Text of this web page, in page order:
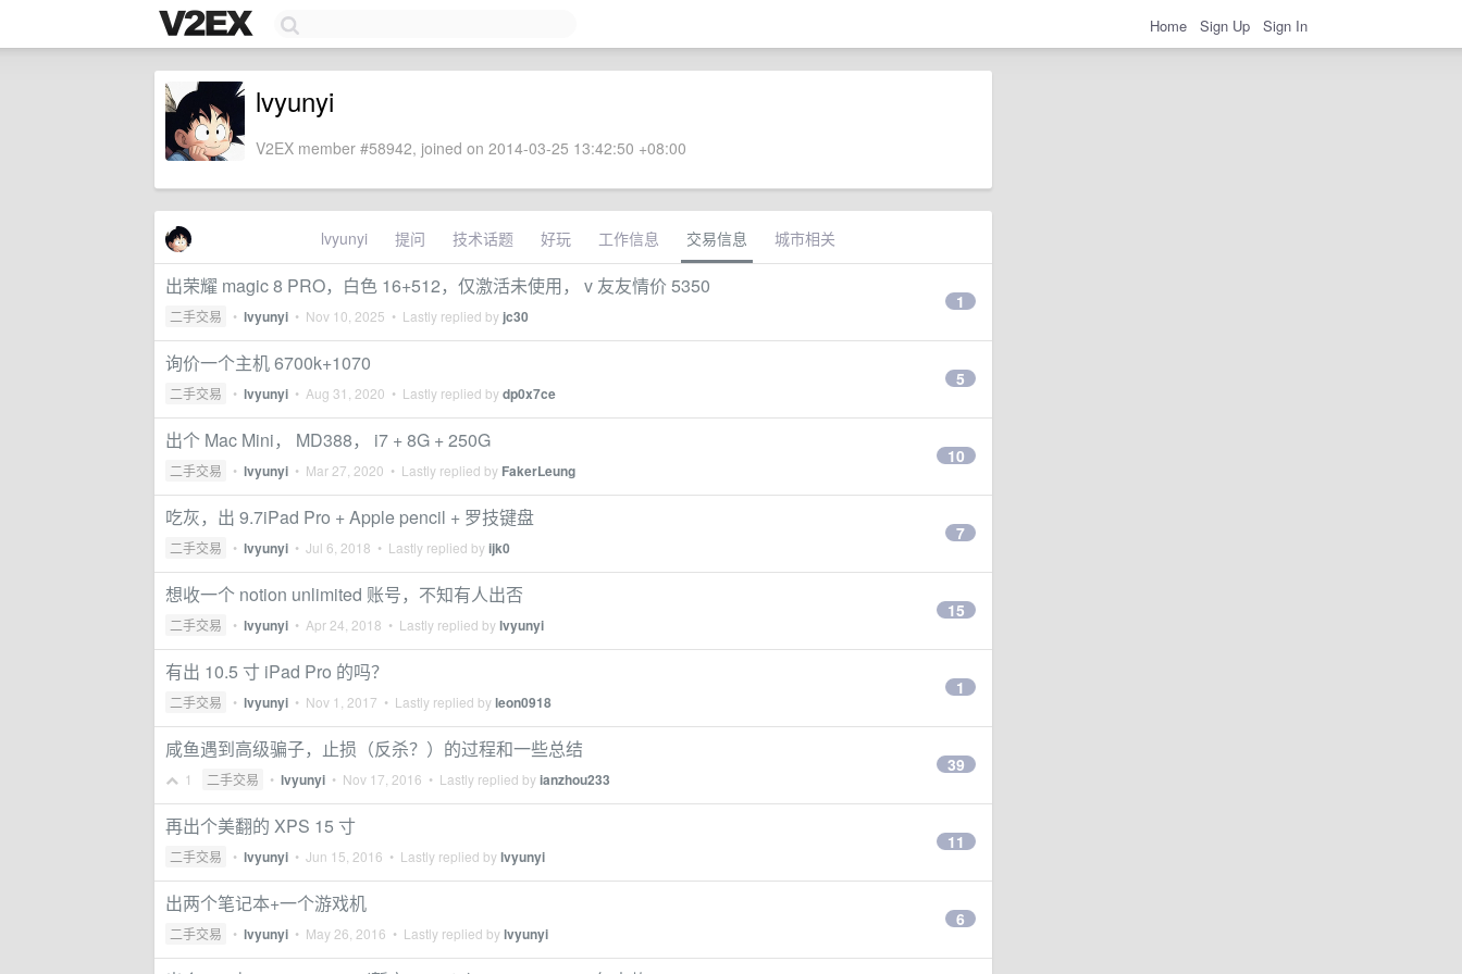
Home Sign Up Sign In
lvyunyi
V2EX member #58942, joined on 2014-03-25 13:42:50 +08:00
lvyunyi 提问 技术话题 好玩 工作信息 交易信息 城市相关
出荣耀 magic 8 PRO，白色 16+512，仅激活未使用， v 友友情价 5350
二手交易 • lvyunyi • Nov 10, 2025 • Lastly replied by jc30
1
询价一个主机 6700k+1070
二手交易 • lvyunyi • Aug 31, 2020 • Lastly replied bydp0x7ce
5
出个 Mac Mini， MD388， i7 + 8G + 250G
二手交易 • lvyunyi • Mar 27, 2020 • Lastly replied by FakerLeung
10
吃灰，出 9.7iPad Pro + Apple pencil + 罗技键盘
二手交易 • lvyunyi • Jul 6, 2018 • Lastly replied byijk0
7
想收一个 notion unlimited 账号，不知有人出否
二手交易 • lvyunyi • Apr 24, 2018 • Lastly replied bylvyunyi
15
有出 10.5 寸 iPad Pro 的吗？
二手交易 • lvyunyi • Nov 1, 2017 • Lastly replied byleon0918
1
咸鱼遇到高级骗子，止损（反杀？）的过程和一些总结
1 二手交易 • lvyunyi • Nov 17, 2016 • Lastly replied byianzhou233
39
再出个美翻的 XPS 15 寸
二手交易 • lvyunyi • Jun 15, 2016 • Lastly replied bylvyunyi
11
出两个笔记本+一个游戏机
二手交易 • lvyunyi • May 26, 2016 • Lastly replied bylvyunyi
6